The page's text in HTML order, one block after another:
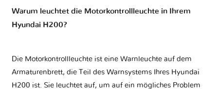
Warum leuchtet die Motorkontrollleuchte in Ihrem
Hyundai H200?
Die Motorkontrollleuchte ist eine Warnleuchte auf dem
Armaturenbrett, die Teil des Warnsystems Ihres Hyundai
H200 ist. Sie leuchtet auf, um auf ein mögliches Problem